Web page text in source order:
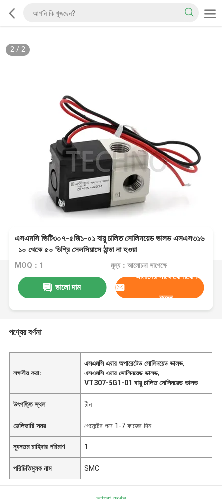
2/ 2
এসএমসি ভিটি৩০৭-৫জি১-০১ বায়ু চালিত সোলিনয়েড ভালভ এসএস৩১৬
-১০ থেকে ৫০ ডিগ্রি সেলসিয়াসে ঠান্ডা না হওয়া
MOQ：1 মূল্য：আলোচনা সাপেক্ষে
ভালো দাম
আমাদের সাথে যোগাযোগ
করুন
পণ্যের বর্ণনা
লক্ষণীয় করা:
এসএমসি এয়ার অপারেটেড সোলিনয়েড ভালভ,
এসএমসি এয়ার সোলিনয়েড ভালভ,
VT307-5G1-01 বায়ু চালিত সোলিনয়েড ভালভ
উৎপত্তি স্থল চীন
ডেলিভারি সময় পেমেন্টের পরে 1-7 কাজের দিন
ন্যূনতম চাহিদার পরিমাণ 1
পরিচিতিমুলক নাম SMC